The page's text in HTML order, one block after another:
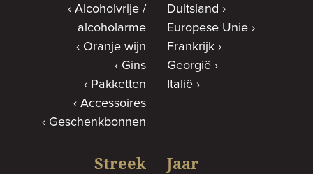
Alcoholvrije /
alcoholarme
Oranje wijn
Gins
Pakketten
Accessoires
Geschenkbonnen
Duitsland
Europese Unie
Frankrijk
Georgië
Italië
Streek Jaar